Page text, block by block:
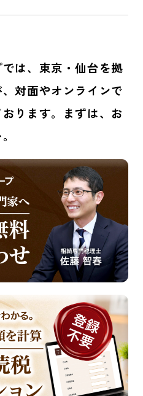
は、東京・仙台を拠
対面やオンラインで
ります。まずは、お